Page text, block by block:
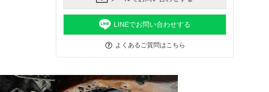
LINEでお問い合わせする
よくあるご質問はこちら